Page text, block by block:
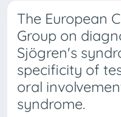
The European
Group on
Sjögren's
specificity of
oral
syndrome.